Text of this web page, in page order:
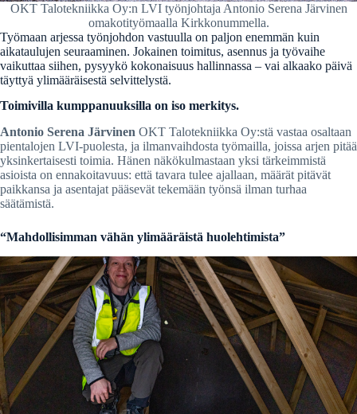
OKT Talotekniikka Oy:n LVI työnjohtaja Antonio Serena Järvinen
omakotityömaalla Kirkkonummella.
Työmaan arjessa työnjohdon vastuulla on paljon enemmän kuin
aikataulujen seuraaminen. Jokainen toimitus, asennus ja työvaihe
vaikuttaa siihen, pysyykö kokonaisuus hallinnassa – vai alkaako päivä
täyttyä ylimääräisestä selvittelystä.
Toimivilla kumppanuuksilla on iso merkitys.
Antonio Serena Järvinen OKT Talotekniikka Oy:stä vastaa osaltaan
pientalojen LVI-puolesta, ja ilmanvaihdosta työmailla, joissa arjen pitää
yksinkertaisesti toimia. Hänen näkökulmastaan yksi tärkeimmistä
asioista on ennakoitavuus: että tavara tulee ajallaan, määrät pitävät
paikkansa ja asentajat pääsevät tekemään työnsä ilman turhaa
säätämistä.
“Mahdollisimman vähän ylimääräistä huolehtimista”